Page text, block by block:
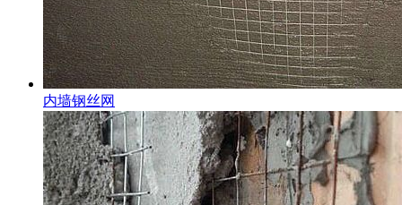
内墙钢丝网